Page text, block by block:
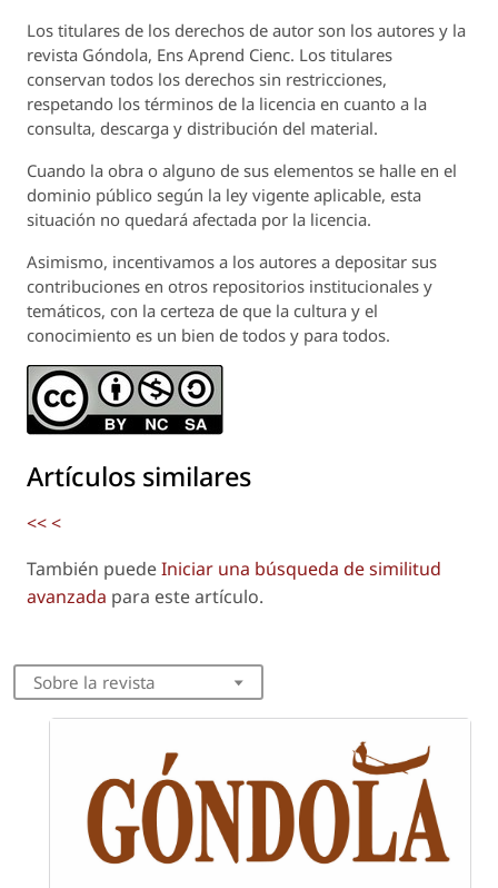
Los titulares de los derechos de autor son los autores y la
revista Góndola, Ens Aprend Cienc. Los titulares
conservan todos los derechos sin restricciones,
respetando los términos de la licencia en cuanto a la
consulta, descarga y distribución del material.
Cuando la obra o alguno de sus elementos se halle en el
dominio público según la ley vigente aplicable, esta
situación no quedará afectada por la licencia.
Asimismo, incentivamos a los autores a depositar sus
contribuciones en otros repositorios institucionales y
temáticos, con la certeza de que la cultura y el
conocimiento es un bien de todos y para todos.
Artículos similares
<<<
También puedeIniciar una búsqueda de similitud
avanzada para este artículo.
Sobre la revista